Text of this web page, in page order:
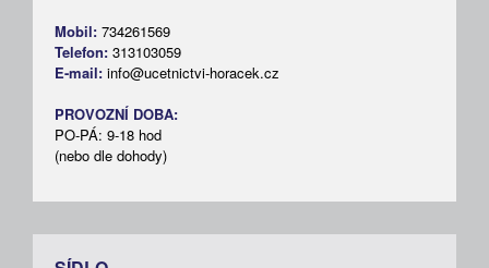
Mobil: 734261569
Telefon: 313103059
E-mail: info@ucetnictvi-horacek.cz
PROVOZNÍ DOBA:
PO-PÁ: 9-18 hod
(nebo dle dohody)